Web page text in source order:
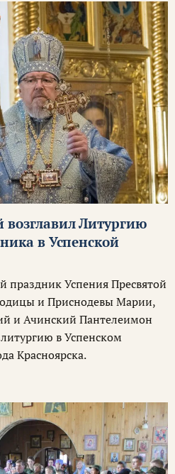
Литургию
в Успенской
праздник Успения Пресвятой
и Приснодевы Марии,
и Ачинский Пантелеимон
в Успенском
Красноярска.